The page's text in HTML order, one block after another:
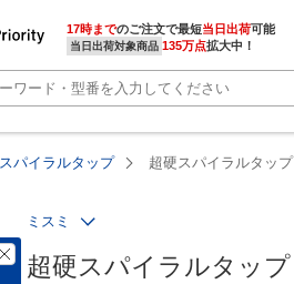
17時までのご注文で最短当日出荷
当日出荷対象商品 135万点拡大中！
スパイラルタップ 超硬スパイラルタップ
ミスミ
超硬スパイラルタップ